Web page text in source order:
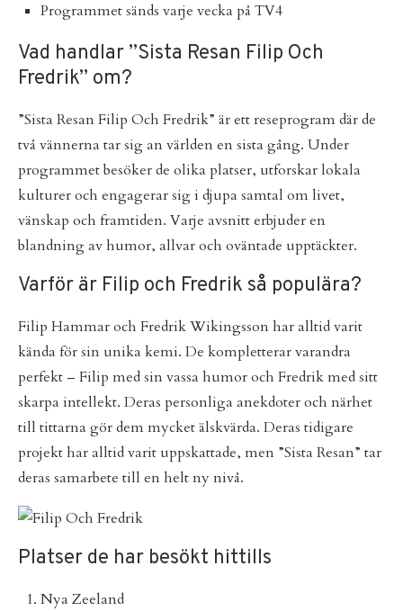
Programmet sänds varje vecka på TV4
Vad handlar ”Sista Resan Filip Och
Fredrik” om?
”Sista Resan Filip Och Fredrik” är ett reseprogram där de
två vännerna tar sig an världen en sista gång. Under
programmet besöker de olika platser, utforskar lokala
kulturer och engagerar sig i djupa samtal om livet,
vänskap och framtiden. Varje avsnitt erbjuder en
blandning av humor, allvar och oväntade upptäckter.
Varför är Filip och Fredrik så populära?
Filip Hammar och Fredrik Wikingsson har alltid varit
kända för sin unika kemi. De kompletterar varandra
perfekt – Filip med sin vassa humor och Fredrik med sitt
skarpa intellekt. Deras personliga anekdoter och närhet
till tittarna gör dem mycket älskvärda. Deras tidigare
projekt har alltid varit uppskattade, men ”Sista Resan” tar
deras samarbete till en helt ny nivå.
Platser de har besökt hittills
Nya Zeeland